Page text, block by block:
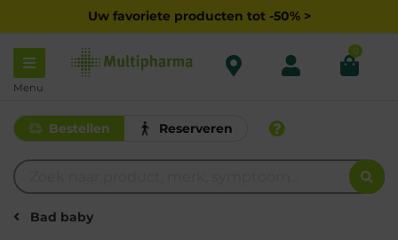
Uw favoriete producten tot -50% >
Menu
0
Bestellen Reserveren
Bad baby